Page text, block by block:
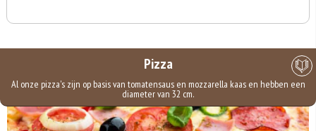
Pizza
Al onze pizza's zijn op basis van tomatensaus en mozzarella kaas en hebben een
diameter van 32 cm.